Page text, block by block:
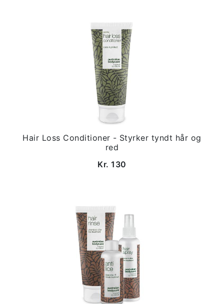
Hair Loss Conditioner - Styrker tyndt hår og
red
Kr. 130